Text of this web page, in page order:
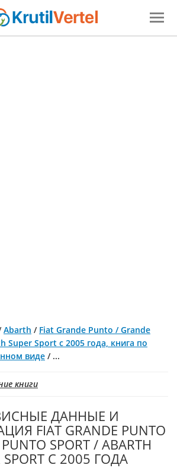
Abarth / Fiat Grande Punto / Grande
Super Sport с 2005 года, книга по
виде / ...
книги
ДАННЫЕ И
FIAT GRANDE PUNTO
SPORT / ABARTH
SPORT С 2005 ГОДА